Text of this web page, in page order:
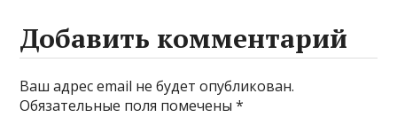
Добавить комментарий
Ваш адрес email не будет опубликован.
Обязательные поля помечены*